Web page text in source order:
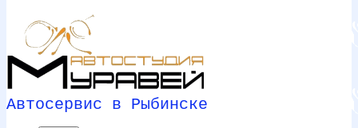
Автосервис в Рыбинске